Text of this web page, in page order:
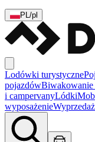
PL/pl
Lodówki turystyczne
pojazdówBiwakowanie
i campervanyLódki
wyposażenie